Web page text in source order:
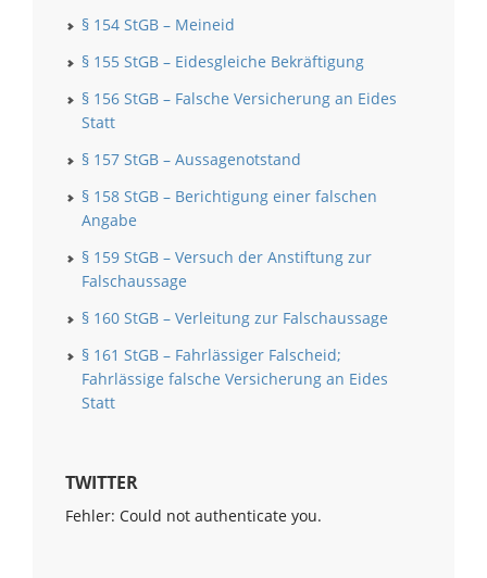
§ 154 StGB – Meineid
§ 155 StGB – Eidesgleiche Bekräftigung
§ 156 StGB – Falsche Versicherung an Eides
Statt
§ 157 StGB – Aussagenotstand
§ 158 StGB – Berichtigung einer falschen
Angabe
§ 159 StGB – Versuch der Anstiftung zur
Falschaussage
§ 160 StGB – Verleitung zur Falschaussage
§ 161 StGB – Fahrlässiger Falscheid;
Fahrlässige falsche Versicherung an Eides
Statt
TWITTER
Fehler: Could not authenticate you.